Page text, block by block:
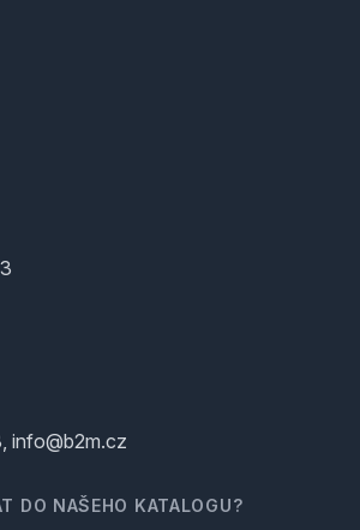
info@b2m.cz
DO NAŠEHO KATALOGU?